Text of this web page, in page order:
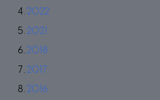
2022
2021
2018
2017
2016